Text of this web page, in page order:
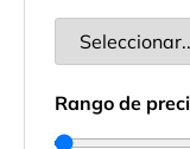
Rango de